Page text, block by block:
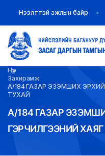
НҮҮР
МЭДЭЭ МЭДЭЭЛЭЛ
Нээлттэй ажлын байр
Нүүр
Захирамж
А/184 ГАЗАР ЭЗЭМШИХ
ТУХАЙ
А/184 ГАЗАР
ГЭРЧИЛГЭЭНИЙ